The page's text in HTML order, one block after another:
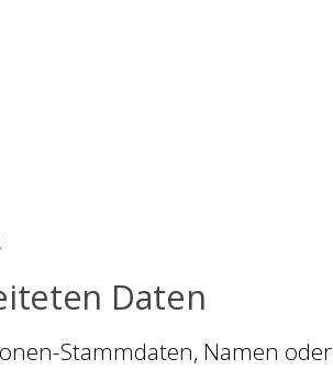
Daten
Stammdaten, Namen